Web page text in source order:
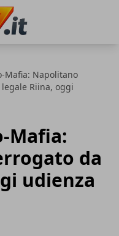
Mafia: Napolitano
Riina, oggi
Mafia:
da
udienza